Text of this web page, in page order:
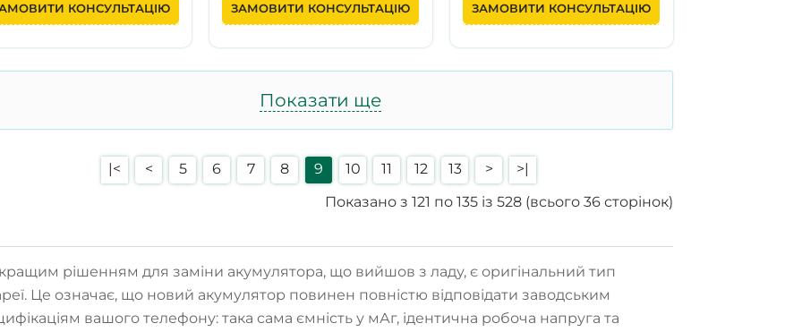
КОНСУЛЬТАЦІЮ ЗАМОВИТИ КОНСУЛЬТАЦІЮ ЗАМОВИТИ КОНСУЛЬТАЦІЮ
Показати ще
|< < 5 6 7 8 9 10 11 12 13 >
>|
Показано з 121 по 135 із 528 (всього 36 сторінок)
рішенням для заміни акумулятора, що вийшов з ладу, є оригінальний тип
Це означає, що новий акумулятор повинен повністю відповідати заводським
вашого телефону: така сама ємність у мАг, ідентична робоча напруга та